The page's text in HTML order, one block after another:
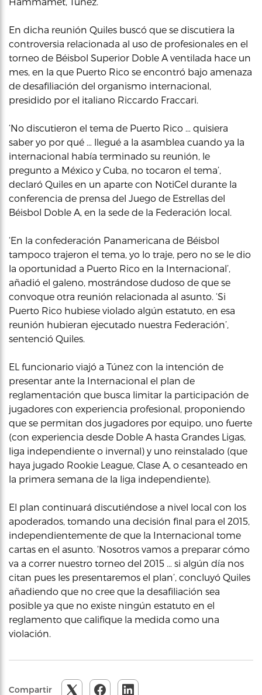
En dicha reunión Quiles buscó que se discutiera la
controversia relacionada al uso de profesionales en el
torneo de Béisbol Superior Doble A ventilada hace un
mes, en la que Puerto Rico se encontró bajo amenaza
de desafiliación del organismo internacional,
presidido por el italiano Riccardo Fraccari.
‘No discutieron el tema de Puerto Rico … quisiera
saber yo por qué … llegué a la asamblea cuando ya la
internacional había terminado su reunión, le
pregunto a México y Cuba, no tocaron el tema’,
declaró Quiles en un aparte con NotiCel durante la
conferencia de prensa del Juego de Estrellas del
Béisbol Doble A, en la sede de la Federación local.
‘En la confederación Panamericana de Béisbol
tampoco trajeron el tema, yo lo traje, pero no se le dio
la oportunidad a Puerto Rico en la Internacional’,
añadió el galeno, mostrándose dudoso de que se
convoque otra reunión relacionada al asunto. ‘Si
Puerto Rico hubiese violado algún estatuto, en esa
reunión hubieran ejecutado nuestra Federación’,
sentenció Quiles.
EL funcionario viajó a Túnez con la intención de
presentar ante la Internacional el plan de
reglamentación que busca limitar la participación de
jugadores con experiencia profesional, proponiendo
que se permitan dos jugadores por equipo, uno fuerte
(con experiencia desde Doble A hasta Grandes Ligas,
liga independiente o invernal) y uno reinstalado (que
haya jugado Rookie League, Clase A, o cesanteado en
la primera semana de la liga independiente).
El plan continuará discutiéndose a nivel local con los
apoderados, tomando una decisión final para el 2015,
independientemente de que la Internacional tome
cartas en el asunto. ‘Nosotros vamos a preparar cómo
va a correr nuestro torneo del 2015 … si algún día nos
citan pues les presentaremos el plan’, concluyó Quiles
añadiendo que no cree que la desafiliación sea
posible ya que no existe ningún estatuto en el
reglamento que califique la medida como una
violación.
Compartir